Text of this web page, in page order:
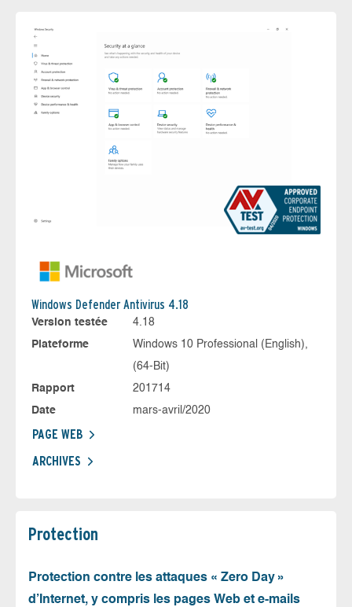
Windows Defender Antivirus 4.18
Version testée
4.18
Plateforme
Windows 10 Professional (English),
(64-Bit)
Rapport
201714
Date
mars-avril/2020
PAGE WEB
ARCHIVES
Protection
Protection contre les attaques « Zero Day »
d’Internet, y compris les pages Web et e-mails